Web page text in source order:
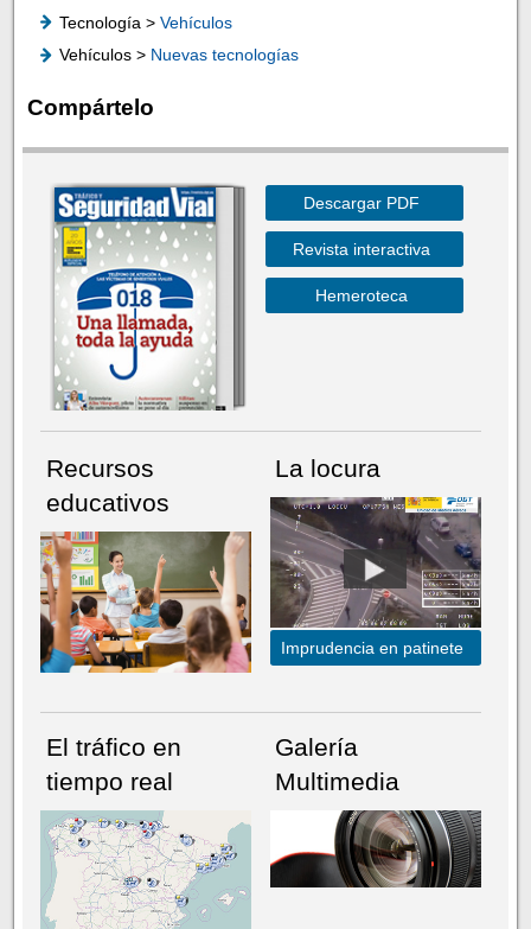
Tecnología > Vehículos
Vehículos > Nuevas tecnologías
Compártelo
Descargar PDF
Revista interactiva
Hemeroteca
Recursos
educativos
La locura
Imprudencia en patinete
El tráfico en
tiempo real
Galería
Multimedia